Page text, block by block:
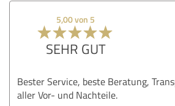
5,00 von 5
SEHR GUT
Bester Service, beste Beratung,
aller Vor- und Nachteile.